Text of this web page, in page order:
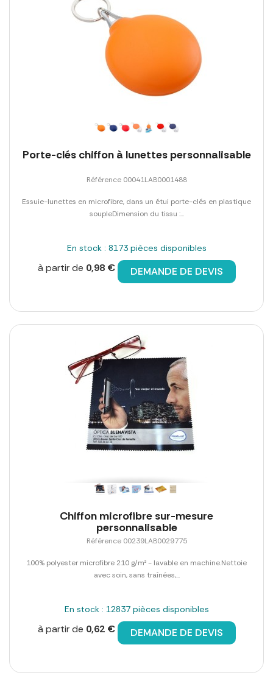
Porte-clés chiffon à lunettes personnalisable
Référence 00041LAB0001488
Essuie-lunettes en microfibre, dans un étui porte-clés en plastique
soupleDimension du tissu :...
En stock : 8173 pièces disponibles
à partir de 0,98 € DEMANDE DE DEVIS
Chiffon microfibre sur-mesure
personnalisable
Référence 00239LAB0029775
100% polyester microfibre 210 g/m² - lavable en machine.Nettoie
avec soin, sans traînées,...
En stock : 12837 pièces disponibles
à partir de 0,62 € DEMANDE DE DEVIS